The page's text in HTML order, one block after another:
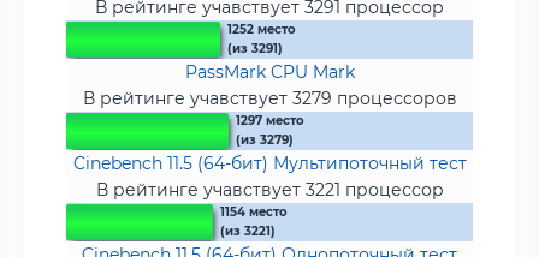
В рейтинге учавствует 3291 процессор
1252 место
(из 3291)
PassMark CPU Mark
В рейтинге учавствует 3279 процессоров
1297 место
(из 3279)
Cinebench 11.5 (64-бит) Мультипоточный тест
В рейтинге учавствует 3221 процессор
1154 место
(из 3221)